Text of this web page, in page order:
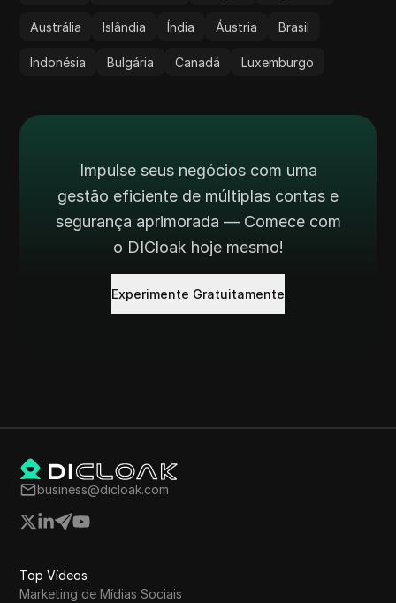
Austrália Islândia Índia Áustria Brasil
Indonésia Bulgária Canadá Luxemburgo
Impulse seus negócios com uma
gestão eficiente de múltiplas contas e
segurança aprimorada — Comece com
o DICloak hoje mesmo!
Experimente Gratuitamente
business@dicloak.com
Top Vídeos
Marketing de Mídias Sociais